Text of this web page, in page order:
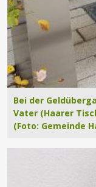
Bei der
Vater (Haarer
(Foto: Gemeinde